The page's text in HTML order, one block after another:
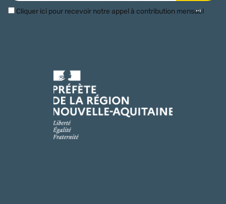
Cliquer ici pour recevoir notre appel à contribution mensuel